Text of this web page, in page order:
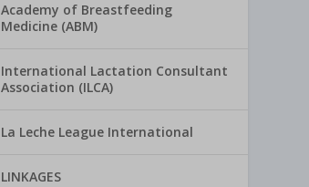
Academy of Breastfeeding
Medicine (ABM)
International Lactation Consultant
Association (ILCA)
La Leche League International
LINKAGES